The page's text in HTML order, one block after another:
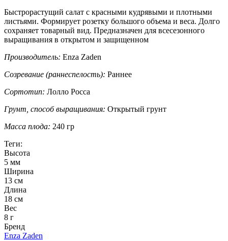
Быстрорастущий салат с красными кудрявыми и плотными
листьями. Формирует розетку большого объема и веса. Долго
сохраняет товарный вид. Предназначен для всесезонного
выращивания в открытом и защищенном
Производитель: Enza Zaden
Созревание (раннеспелость): Раннее
Сортотип: Лолло Росса
Грунт, способ выращивания: Открытый грунт
Масса плода: 240 гр
Теги:
Высота
5 мм
Ширина
13 см
Длина
18 см
Вес
8 г
Бренд
Enza Zaden